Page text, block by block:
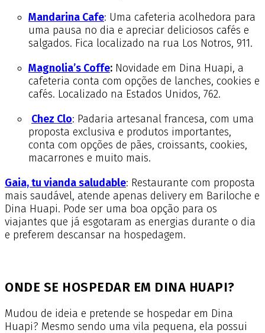
Mandarina Cafe: Uma cafeteria acolhedora para
uma pausa no dia e apreciar deliciosos cafés e
salgados. Fica localizado na rua Los Notros, 911.
Magnolia’s Coffe: Novidade em Dina Huapi, a
cafeteria conta com opções de lanches, cookies e
cafés. Localizado na Estados Unidos, 762.
Chez Clo: Padaria artesanal francesa, com uma
proposta exclusiva e produtos importantes,
conta com opções de pães, croissants, cookies,
macarrones e muito mais.
Gaia, tu vianda saludable: Restaurante com proposta
mais saudável, atende apenas delivery em Bariloche e
Dina Huapi. Pode ser uma boa opção para os
viajantes que já esgotaram as energias durante o dia
e preferem descansar na hospedagem.
ONDE SE HOSPEDAR EM DINA HUAPI?
Mudou de ideia e pretende se hospedar em Dina
Huapi? Mesmo sendo uma vila pequena, ela possui